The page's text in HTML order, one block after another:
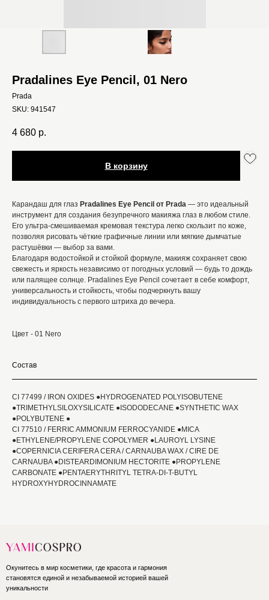
Pradalines Eye Pencil, 01 Nero
Prada
SKU: 941547
4 680 р.
В корзину
Карандаш для глаз Pradalines Eye Pencil от Prada — это идеальный
инструмент для создания безупречного макияжа глаз в любом стиле.
Его ультра-смешиваемая кремовая текстура легко скользит по коже,
позволяя рисовать чёткие графичные линии или мягкие дымчатые
растушёвки — выбор за вами.
Благодаря водостойкой и стойкой формуле, макияж сохраняет свою
свежесть и яркость независимо от погодных условий — будь то дождь
или палящее солнце. Pradalines Eye Pencil сочетает в себе комфорт,
универсальность и стойкость, чтобы подчеркнуть вашу
индивидуальность с первого штриха до вечера.
Цвет - 01 Nero
Состав
CI 77499 / IRON OXIDES ●HYDROGENATED POLYISOBUTENE
●TRIMETHYLSILOXYSILICATE ●ISODODECANE ●SYNTHETIC WAX
●POLYBUTENE ●
CI 77510 / FERRIC AMMONIUM FERROCYANIDE ●MICA
●ETHYLENE/PROPYLENE COPOLYMER ●LAUROYL LYSINE
●COPERNICIA CERIFERA CERA / CARNAUBA WAX / CIRE DE
CARNAUBA ●DISTEARDIMONIUM HECTORITE ●PROPYLENE
CARBONATE ●PENTAERYTHRITYL TETRA-DI-T-BUTYL
HYDROXYHYDROCINNAMATE
Окунитесь в мир косметики, где красота и гармония
становятся единой и незабываемой историей вашей
уникальности